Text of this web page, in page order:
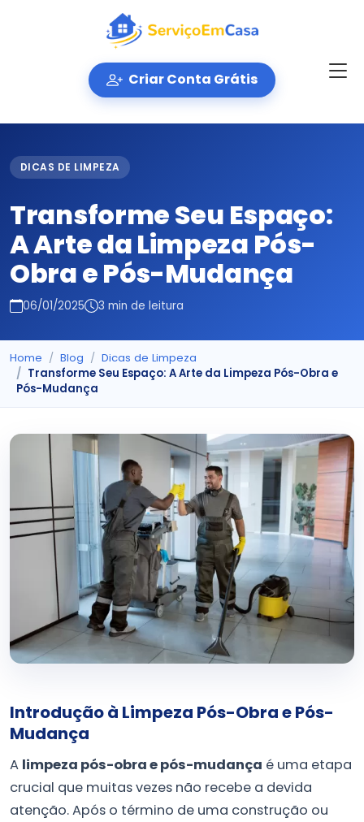
Criar Conta Grátis
DICAS DE LIMPEZA
Transforme Seu Espaço:
A Arte da Limpeza Pós-
Obra e Pós-Mudança
06/01/2025 3 min de leitura
Home Blog
Dicas de Limpeza
Transforme Seu Espaço: A Arte da Limpeza Pós-Obra e
Pós-Mudança
Introdução à Limpeza Pós-Obra e Pós-
Mudança
A limpeza pós-obra e pós-mudança é uma etapa
crucial que muitas vezes não recebe a devida
atenção. Após o término de uma construção ou